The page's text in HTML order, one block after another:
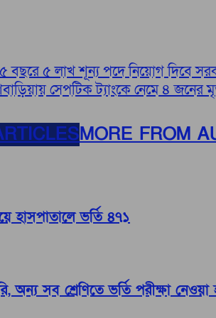
৫ বছরে ৫ লাখ শূন্য পদে নিয়োগ দিবে
সেপটিক ট্যাংকে নেমে ৪ জনের
MORE FROM
হাসপাতালে ভর্তি ৪৭১
অন্য সব শ্রেণিতে ভর্তি পরীক্ষা নেওয়া